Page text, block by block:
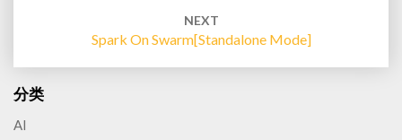
NEXT
Spark On Swarm[standalone Mode]
分类
AI